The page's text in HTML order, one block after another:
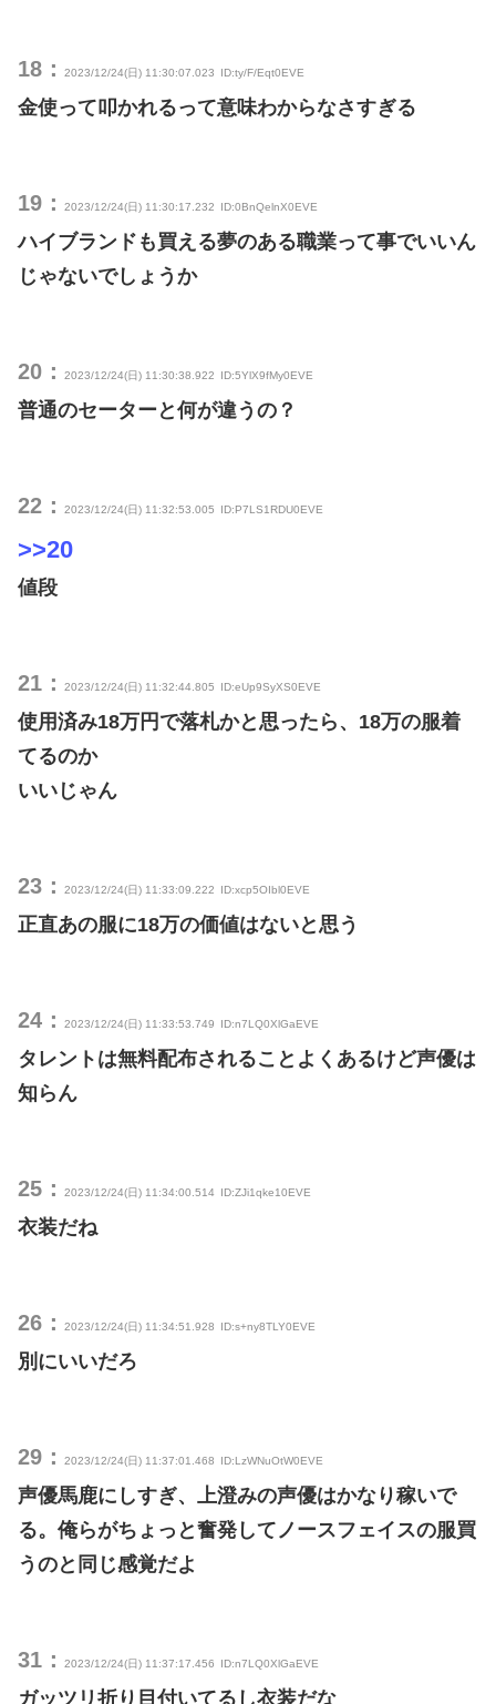
18： 2023/12/24(日) 11:30:07.023 ID:ty/F/Eqt0EVE
金使って叩かれるって意味わからなさすぎる
19： 2023/12/24(日) 11:30:17.232 ID:0BnQelnX0EVE
ハイブランドも買える夢のある職業って事でいいん
じゃないでしょうか
20： 2023/12/24(日) 11:30:38.922 ID:5YlX9fMy0EVE
普通のセーターと何が違うの？
22： 2023/12/24(日) 11:32:53.005 ID:P7LS1RDU0EVE
>>20
値段
21： 2023/12/24(日) 11:32:44.805 ID:eUp9SyXS0EVE
使用済み18万円で落札かと思ったら、18万の服着
てるのか
いいじゃん
23： 2023/12/24(日) 11:33:09.222 ID:xcp5OIbl0EVE
正直あの服に18万の価値はないと思う
24： 2023/12/24(日) 11:33:53.749 ID:n7LQ0XlGaEVE
タレントは無料配布されることよくあるけど声優は
知らん
25： 2023/12/24(日) 11:34:00.514 ID:ZJi1qke10EVE
衣装だね
26： 2023/12/24(日) 11:34:51.928 ID:s+ny8TLY0EVE
別にいいだろ
29： 2023/12/24(日) 11:37:01.468 ID:LzWNuOtW0EVE
声優馬鹿にしすぎ、上澄みの声優はかなり稼いで
る。俺らがちょっと奮発してノースフェイスの服買
うのと同じ感覚だよ
31： 2023/12/24(日) 11:37:17.456 ID:n7LQ0XlGaEVE
ガッツリ折り目付いてるし衣装だな